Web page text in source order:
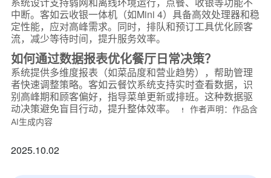
中断。客如云收银一体机（如Mini 4）具备高效处理器和稳
定性能，应对高峰需求。同时，排队和预订工具优化顾客
流，减少等待时间，提升服务效率。
如何通过数据报表优化餐厅日常决策？
系统提供多维度报表（如菜品度和营业趋势），帮助管理
者快速调整策略。客如云餐饮系统支持实时查看数据，识
别高峰期和顾客偏好，指导菜单更新或排班。这种数据驱
动决策避免盲目行动，提升整体效率。
作者声明：作品含
AI生成内容
2025.10.02